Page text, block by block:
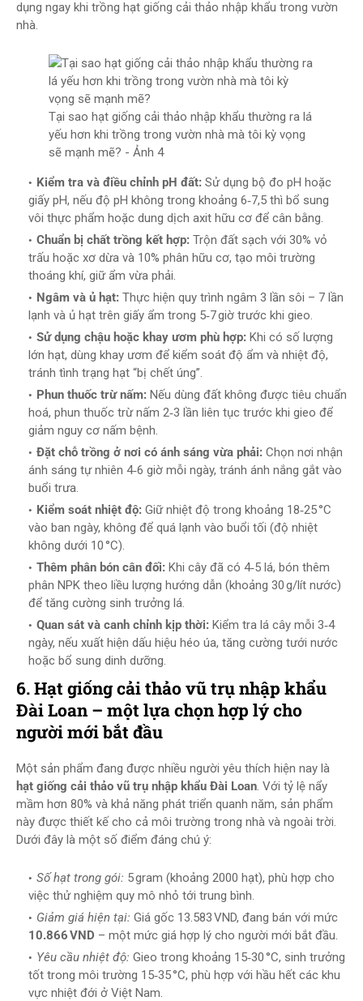
dụng ngay khi trồng hạt giống cải thảo nhập khẩu trong vườn
nhà.
Tại sao hạt giống cải thảo nhập khẩu thường ra lá
yếu hơn khi trồng trong vườn nhà mà tôi kỳ vọng
sẽ mạnh mẽ? - Ảnh 4
Kiểm tra và điều chỉnh pH đất: Sử dụng bộ đo pH hoặc
giấy pH, nếu độ pH không trong khoảng 6‑7,5 thì bổ sung
vôi thực phẩm hoặc dung dịch axit hữu cơ để cân bằng.
Chuẩn bị chất trồng kết hợp: Trộn đất sạch với 30% vỏ
trấu hoặc xơ dừa và 10% phân hữu cơ, tạo môi trường
thoáng khí, giữ ẩm vừa phải.
Ngâm và ủ hạt: Thực hiện quy trình ngâm 3 lần sôi – 7 lần
lạnh và ủ hạt trên giấy ẩm trong 5‑7 giờ trước khi gieo.
Sử dụng chậu hoặc khay ươm phù hợp: Khi có số lượng
lớn hạt, dùng khay ươm để kiểm soát độ ẩm và nhiệt độ,
tránh tình trạng hạt “bị chết úng”.
Phun thuốc trừ nấm: Nếu dùng đất không được tiêu chuẩn
hoá, phun thuốc trừ nấm 2‑3 lần liên tục trước khi gieo để
giảm nguy cơ nấm bệnh.
Đặt chỗ trồng ở nơi có ánh sáng vừa phải: Chọn nơi nhận
ánh sáng tự nhiên 4‑6 giờ mỗi ngày, tránh ánh nắng gắt vào
buổi trưa.
Kiểm soát nhiệt độ: Giữ nhiệt độ trong khoảng 18‑25 °C
vào ban ngày, không để quá lạnh vào buổi tối (độ nhiệt
không dưới 10 °C).
Thêm phân bón cân đối: Khi cây đã có 4‑5 lá, bón thêm
phân NPK theo liều lượng hướng dẫn (khoảng 30 g/lít nước)
để tăng cường sinh trưởng lá.
Quan sát và canh chỉnh kịp thời: Kiểm tra lá cây mỗi 3‑4
ngày, nếu xuất hiện dấu hiệu héo úa, tăng cường tưới nước
hoặc bổ sung dinh dưỡng.
6. Hạt giống cải thảo vũ trụ nhập khẩu
Đài Loan – một lựa chọn hợp lý cho
người mới bắt đầu
Một sản phẩm đang được nhiều người yêu thích hiện nay là
hạt giống cải thảo vũ trụ nhập khẩu Đài Loan. Với tỷ lệ nẩy
mầm hơn 80% và khả năng phát triển quanh năm, sản phẩm
này được thiết kế cho cả môi trường trong nhà và ngoài trời.
Dưới đây là một số điểm đáng chú ý:
Số hạt trong gói: 5 gram (khoảng 2000 hạt), phù hợp cho
việc thử nghiệm quy mô nhỏ tới trung bình.
Giảm giá hiện tại: Giá gốc 13.583 VND, đang bán với mức
10.866 VND – một mức giá hợp lý cho người mới bắt đầu.
Yêu cầu nhiệt độ: Gieo trong khoảng 15‑30 °C, sinh trưởng
tốt trong môi trường 15‑35 °C, phù hợp với hầu hết các khu
vực nhiệt đới ở Việt Nam.